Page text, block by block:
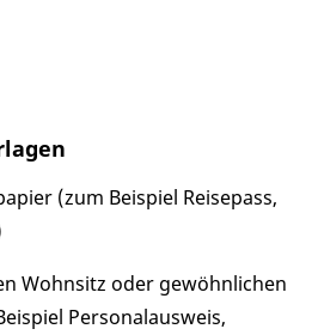
(zum Beispiel Reisepass,
Wohnsitz oder gewöhnlichen
Personalausweis,